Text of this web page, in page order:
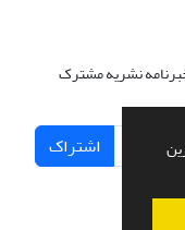
نشریه مشترک
اشتراک